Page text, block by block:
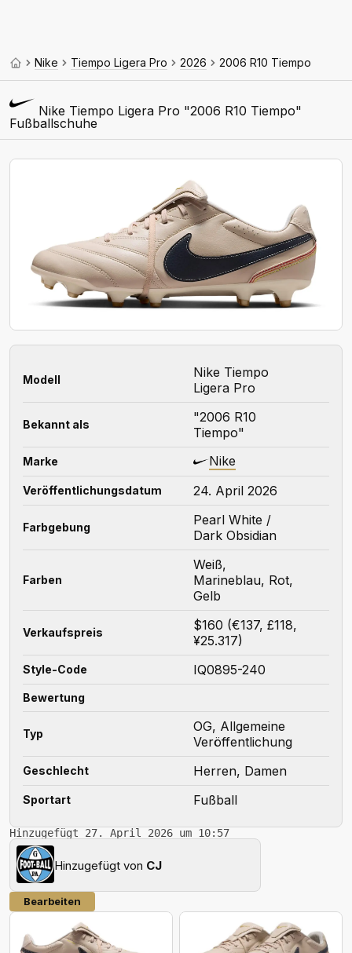
Nike Tiempo Ligera Pro 2026 2006 R10 Tiempo
Nike Tiempo Ligera Pro "2006 R10 Tiempo"
Fußballschuhe
Modell
Nike Tiempo
Ligera Pro
Bekannt als
"2006 R10
Tiempo"
Marke Nike
Veröffentlichungsdatum 24. April 2026
Farbgebung
Pearl White /
Dark Obsidian
Farben
Weiß,
Marineblau, Rot,
Gelb
Verkaufspreis
$160 (€137, £118,
¥25.317)
Style-Code IQ0895-240
Bewertung
Typ
OG, Allgemeine
Veröffentlichung
Geschlecht Herren, Damen
Sportart Fußball
Hinzugefügt 27. April 2026 um 10:57
Hinzugefügt von CJ
Bearbeiten